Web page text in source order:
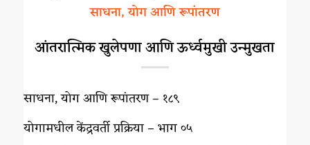
साधना, योग आणि रूपांतरण
आंतरात्मिक खुलेपणा आणि ऊर्ध्वमुखी उन्मुखता
साधना, योग आणि रूपांतरण – १८९
योगामधील केंद्रवर्ती प्रक्रिया – भाग ०५